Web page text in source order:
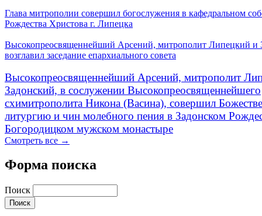
Глава митрополии совершил богослужения в кафедральном
Рождества Христова г. Липецка
Высокопреосвященнейший Арсений, митрополит Липецкий и
возглавил заседание епархиального совета
Высокопреосвященнейший Арсений, митрополит
Задонский, в сослужении Высокопреосвященнейшего
схимитрополита Никона (Васина), совершил
литургию и чин молебного пения в Задонском
Богородицком мужском монастыре
Смотреть все →
Форма поиска
Поиск